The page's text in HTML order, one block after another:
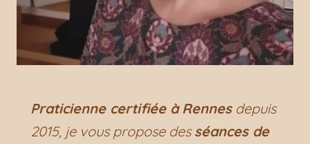
Praticienne certifiée à Rennesdepuis
2015, je vous propose desséances de